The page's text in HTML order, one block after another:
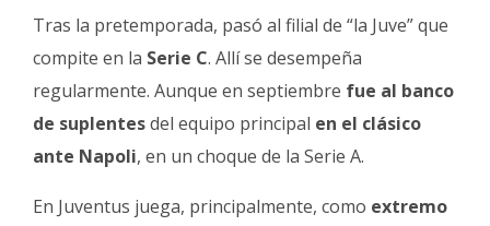
Tras la pretemporada, pasó al filial de “la Juve” que
compite en la Serie C. Allí se desempeña
regularmente. Aunque en septiembre fue al banco
de suplentesdel equipo principal en el clásico
ante Napoli, en un choque de la Serie A.
En Juventus juega, principalmente, como extremo